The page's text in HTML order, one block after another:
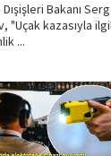
Bakanı
"Uçak kazasıyla
...